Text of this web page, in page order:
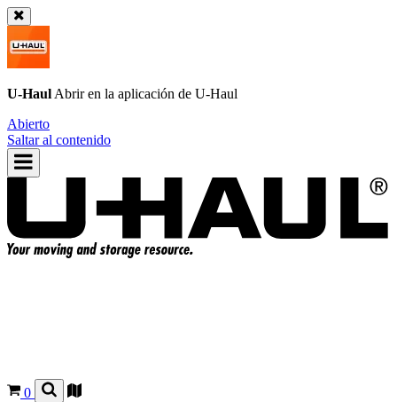
U-Haul Abrir en la aplicación de U-Haul
Abierto
Saltar al contenido
0